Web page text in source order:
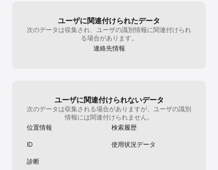
経験でも挑戦できる求人をたくさん掲載！
ナイトワーク関連の求人も掲載していないので、安心して求人を探
していただけます。
● かんたんなワンタップ保存の楽ラク応募機能！
さらに、1度応募していれば、前回入力した内容をそのまま利用でき
る楽ラク応募機能を搭載！
2回目以降の応募時には面倒な入力作業を省けるので、複数応募する
のも楽ラクです。
● 全国のアルバイト情報！近隣に限らず広い範囲でバイトを探せ
北海道から沖縄まで、マイナビバイトは全国のアルバイト情報を掲
載しています。近隣地域だけでなく、検索エリアを広げて探すこと
ユーザに関連付けられたデータ
次のデータは収集され、ユーザの識別情報に関連付けられ
る場合があります。
連絡先情報
ユーザに関連付けられないデータ
次のデータは収集される場合がありますが、ユーザの識別
情報には関連付けられません。
位置情報
検索履歴
ID 使用状況データ
診断